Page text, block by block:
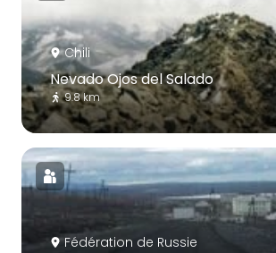
Chili
Nevado Ojos del Salado
9.8 km
Fédération de Russie